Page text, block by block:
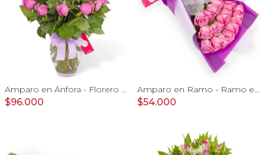
Amparo en Ánfora - Florero 24 rosas ecuatorianas lila
$96.000
Amparo en Ramo - Ramo extendido 18 rosas ecuatorianas lila
$54.000